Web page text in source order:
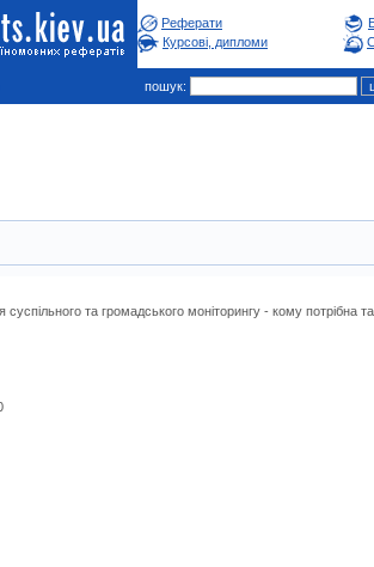
Реферати
Курсові, дипломи
пошук:
суспільного та громадського моніторингу - кому потрібна